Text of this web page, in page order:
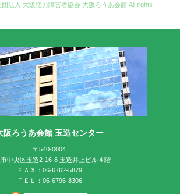
団法人 大阪聴力障害者協会 大阪ろうあ会館 All rights
阪ろうあ会館 玉造センター
〒540-0004
中央区玉造2-16-8 玉造井上ビル４階
ＦＡＸ：06-6762-5879
ＴＥＬ：06-6796-8306